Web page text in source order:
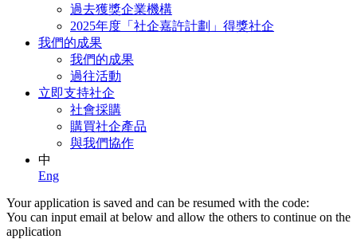
過去獲獎企業機構
2025年度「社企嘉許計劃」得獎社企
我們的成果
我們的成果
過往活動
立即支持社企
社會採購
購買社企產品
與我們協作
中
Eng
Your application is saved and can be resumed with the code:
You can input email at below and allow the others to continue on the
application